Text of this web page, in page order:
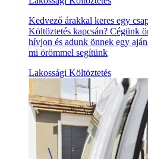
Kedvező árakkal keres egy
Költöztetés kapcsán? Cégünk
hívjon és adunk önnek egy
mi örömmel segítünk
Lakossági Költöztetés